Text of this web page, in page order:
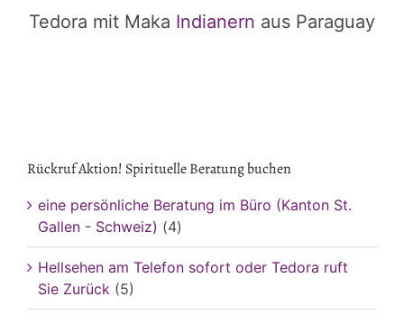
Tedora mit Maka Indianern aus Paraguay
Rückruf Aktion! Spirituelle Beratung buchen
eine persönliche Beratung im Büro (Kanton St.
Gallen - Schweiz) (4)
Hellsehen am Telefon sofort oder Tedora ruft
Sie Zurück (5)